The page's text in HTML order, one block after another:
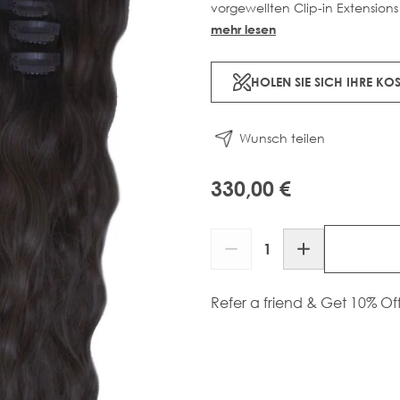
BLONDE CLIP-IN HAAR EXTENSIONS
SCHWARZE CLIP-IN HAAR EXTENSIONS
BRÜNETTE CLIP-IN HAAR EXTENSIONS
BALAYAGE HAAR EXTENSIONS
ASCHBLONDE HAAR EXTENSIONS
FINDE MEINE FARBE
PRO EXTENSION ZUBEHÖR
FINDE MEINE FARBE
vorgewellten Clip-in
und verleihen dir den
mehr lesen
HOLEN SIE SICH IHRE
Wunsch teilen
330,00 €
Refer a friend & Get 10%